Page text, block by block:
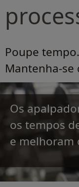
Poupe
Mantenha-
Os
os tempos
e melhoram